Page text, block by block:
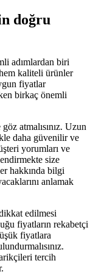
doğru
adımlardan biri
kaliteli ürünler
fiyatlar
birkaç önemli
atmalısınız. Uzun
daha güvenilir ve
yorumları ve
size
hakkında bilgi
anlamak
edilmesi
fiyatların rekabetçi
fiyatlara
tercih